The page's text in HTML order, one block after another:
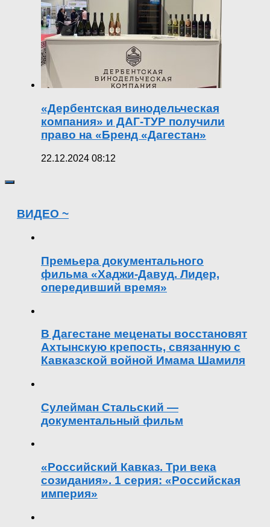
«Дербентская винодельческая
компания» и ДАГ-ТУР получили
право на «Бренд «Дагестан»
22.12.2024 08:12
ВИДЕО ~
Премьера документального
фильма «Хаджи-Давуд. Лидер,
опередивший время»
В Дагестане меценаты восстановят
Ахтынскую крепость, связанную с
Кавказской войной Имама Шамиля
Сулейман Стальский —
документальный фильм
«Российский Кавказ. Три века
созидания». 1 серия: «Российская
империя»